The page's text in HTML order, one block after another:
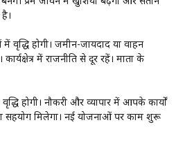
वृद्धि होगी। जमीन-जायदाद या वाहन
में राजनीति से दूर रहें। माता के
होगी। नौकरी और व्यापार में आपके कार्यों
सहयोग मिलेगा। नई योजनाओं पर काम शुरू